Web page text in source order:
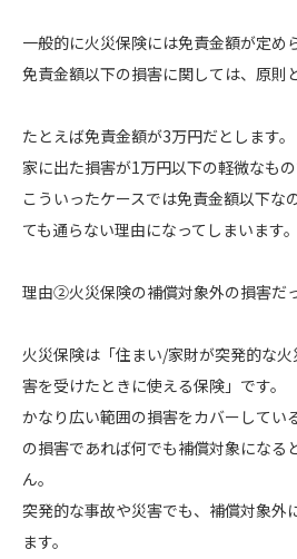
一般的に火災保険には免責金額が定め
免責金額以下の損害に関しては、原則
たとえば免責金額が3万円だとします。
家に出た損害が1万円以下の軽微なもの
こういったケースでは免責金額以下な
ても通らない理由になってしまいます。
理由②火災保険の補償対象外の損害だ
火災保険は「住まい/家財が突発的な
害を受けたときに使える保険」です。
かなり広い範囲の損害をカバーしてい
の損害であれば何でも補償対象になる
ん。
突発的な事故や災害でも、補償対象外
ます。